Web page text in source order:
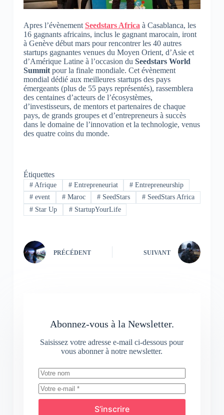
Apres l’évènement Seedstars Africa à Casablanca, les
16 gagnants africains, inclus le gagnant marocain, iront
à Genève début mars pour rencontrer les 40 autres
startups gagnantes venues du Moyen Orient, d’Asie et
d’Amérique Latine à l’occasion du Seedstars World
Summit pour la finale mondiale. Cet évènement
mondial dédié aux meilleures startups des pays
émergeants (plus de 55 pays représentés), rassemblera
des centaines d’acteurs de l’écosystèmes,
d’investisseurs, de mentors et partenaires de chaque
pays, de grands groupes et d’entrepreneurs à succès
dans le domaine de l’innovation et la technologie, venus
des quatre coins du monde.
Étiquettes
#Afrique #Entrepreneuriat # ‪Entrepreneurship‬
#event #Maroc # SeedStars # SeedStars Africa
#Star Up #StartupYourLife
PRÉCÉDENT SUIVANT
Abonnez-vous à la Newsletter.
Saisissez votre adresse e-mail ci-dessous pour
vous abonner à notre newsletter.
S’inscrire